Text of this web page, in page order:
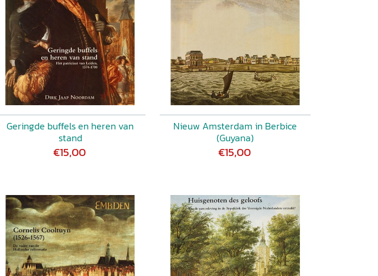
Geringde buffels en heren van
stand
€15,00
Nieuw Amsterdam in Berbice
(Guyana)
€15,00